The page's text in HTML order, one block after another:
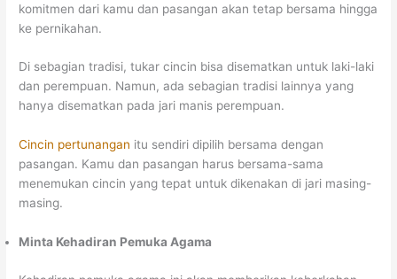
komitmen dari kamu dan pasangan akan tetap bersama hingga
ke pernikahan.
Di sebagian tradisi, tukar cincin bisa disematkan untuk laki-laki
dan perempuan. Namun, ada sebagian tradisi lainnya yang
hanya disematkan pada jari manis perempuan.
Cincin pertunangan itu sendiri dipilih bersama dengan
pasangan. Kamu dan pasangan harus bersama-sama
menemukan cincin yang tepat untuk dikenakan di jari masing-
masing.
Minta Kehadiran Pemuka Agama